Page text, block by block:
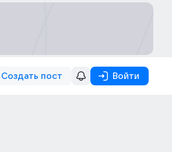
Создать пост Войти